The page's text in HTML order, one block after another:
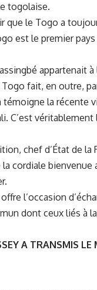
togolaise.
que le Togo a
est le premier pays
appartenait
fait, en outre,
la récente
C’est
chef d’État de
cordiale bienvenue
l’occasion
dont ceux liés à
A TRANSMIS LE